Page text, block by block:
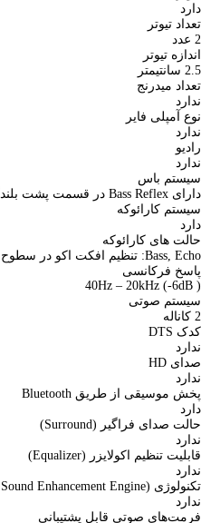
دارد
تعداد تیوتر
2 عدد
اندازه تیوتر
2.5 سانتیمتر
تعداد میدرنج
ندارد
نوع آمپلی فایر
ندارد
رادیو
ندارد
سیستم باس
دارای Bass Reflex در قسمت پشت بلندگو برای تقویت صدای باس, سیستم تقویت صدای باس Bass Boost با 2 حالت مختلف برای تولید صدای باس قدرتمند
سیستم کارائوکه
دارد
حالت های کارائوکه
Bass, Echo: تنظیم افکت اکو در سطوح مختلف, Treble
پاسخ فرکانسی
40Hz – 20kHz (-6dB )
سیستم صوتی
2 کاناله
کدک DTS
ندارد
صدای HD
ندارد
پخش موسیقی از طریق Bluetooth
دارد
حالت صدای فراگیر (Surround)
ندارد
قابلیت تنظیم اکولایزر (Equalizer)
ندارد
تکنولوژی DSEE (Digital Sound Enhancement Engine)
ندارد
فرمت‌های صوتی قابل پشتیبانی